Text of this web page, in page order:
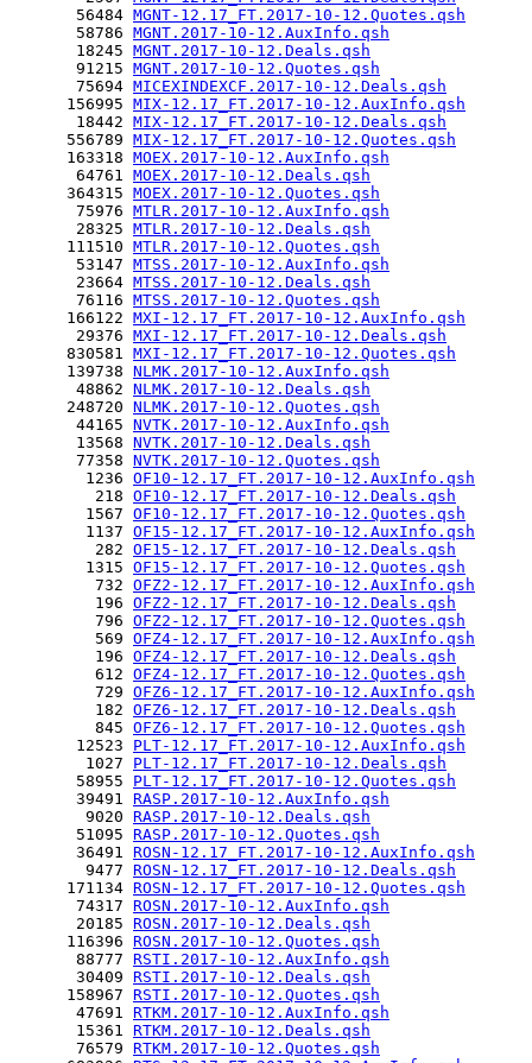
       56484
MGNT-12.17_FT.2017-10-12.Quotes.qsh
       58786
MGNT.2017-10-12.AuxInfo.qsh
       18245
MGNT.2017-10-12.Deals.qsh
       91215
MGNT.2017-10-12.Quotes.qsh
       75694
MICEXINDEXCF.2017-10-12.Deals.qsh
      156995
MIX-12.17_FT.2017-10-12.AuxInfo.qsh
       18442
MIX-12.17_FT.2017-10-12.Deals.qsh
      556789
MIX-12.17_FT.2017-10-12.Quotes.qsh
      163318
MOEX.2017-10-12.AuxInfo.qsh
       64761
MOEX.2017-10-12.Deals.qsh
      364315
MOEX.2017-10-12.Quotes.qsh
       75976
MTLR.2017-10-12.AuxInfo.qsh
       28325
MTLR.2017-10-12.Deals.qsh
      111510
MTLR.2017-10-12.Quotes.qsh
       53147
MTSS.2017-10-12.AuxInfo.qsh
       23664
MTSS.2017-10-12.Deals.qsh
       76116
MTSS.2017-10-12.Quotes.qsh
      166122
MXI-12.17_FT.2017-10-12.AuxInfo.qsh
       29376
MXI-12.17_FT.2017-10-12.Deals.qsh
      830581
MXI-12.17_FT.2017-10-12.Quotes.qsh
      139738
NLMK.2017-10-12.AuxInfo.qsh
       48862
NLMK.2017-10-12.Deals.qsh
      248720
NLMK.2017-10-12.Quotes.qsh
       44165
NVTK.2017-10-12.AuxInfo.qsh
       13568
NVTK.2017-10-12.Deals.qsh
       77358
NVTK.2017-10-12.Quotes.qsh
        1236
OF10-12.17_FT.2017-10-12.AuxInfo.qsh
         218
OF10-12.17_FT.2017-10-12.Deals.qsh
        1567
OF10-12.17_FT.2017-10-12.Quotes.qsh
        1137
OF15-12.17_FT.2017-10-12.AuxInfo.qsh
         282
OF15-12.17_FT.2017-10-12.Deals.qsh
        1315
OF15-12.17_FT.2017-10-12.Quotes.qsh
         732
OFZ2-12.17_FT.2017-10-12.AuxInfo.qsh
         196
OFZ2-12.17_FT.2017-10-12.Deals.qsh
         796
OFZ2-12.17_FT.2017-10-12.Quotes.qsh
         569
OFZ4-12.17_FT.2017-10-12.AuxInfo.qsh
         196
OFZ4-12.17_FT.2017-10-12.Deals.qsh
         612
OFZ4-12.17_FT.2017-10-12.Quotes.qsh
         729
OFZ6-12.17_FT.2017-10-12.AuxInfo.qsh
         182
OFZ6-12.17_FT.2017-10-12.Deals.qsh
         845
OFZ6-12.17_FT.2017-10-12.Quotes.qsh
       12523
PLT-12.17_FT.2017-10-12.AuxInfo.qsh
        1027
PLT-12.17_FT.2017-10-12.Deals.qsh
       58955
PLT-12.17_FT.2017-10-12.Quotes.qsh
       39491
RASP.2017-10-12.AuxInfo.qsh
        9020
RASP.2017-10-12.Deals.qsh
       51095
RASP.2017-10-12.Quotes.qsh
       36491
ROSN-12.17_FT.2017-10-12.AuxInfo.qsh
        9477
ROSN-12.17_FT.2017-10-12.Deals.qsh
      171134
ROSN-12.17_FT.2017-10-12.Quotes.qsh
       74317
ROSN.2017-10-12.AuxInfo.qsh
       20185
ROSN.2017-10-12.Deals.qsh
      116396
ROSN.2017-10-12.Quotes.qsh
       88777
RSTI.2017-10-12.AuxInfo.qsh
       30409
RSTI.2017-10-12.Deals.qsh
      158967
RSTI.2017-10-12.Quotes.qsh
       47691
RTKM.2017-10-12.AuxInfo.qsh
       15361
RTKM.2017-10-12.Deals.qsh
       76579
RTKM.2017-10-12.Quotes.qsh